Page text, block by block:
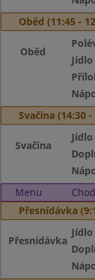
Oběd (11:45 -
Oběd
Jídlo
Svačina (14:30 -
Svačina
Jídlo
Menu
Chod
Přesnídávka
Přesnídávka
Jídlo